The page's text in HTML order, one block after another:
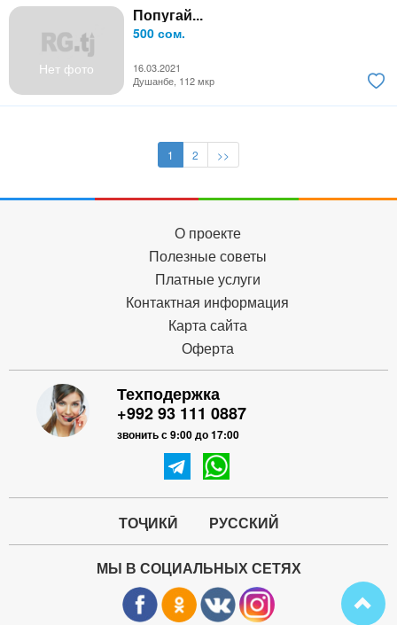
Нет фото
Попугай...
500 сом.
16.03.2021
Душанбе, 112 мкр
1 2 >>
О проекте
Полезные советы
Платные услуги
Контактная информация
Карта сайта
Оферта
Техподержка
+992 93 111 0887
звонить с 9:00 до 17:00
ТОҶИКӢ РУССКИЙ
МЫ В СОЦИАЛЬНЫХ СЕТЯХ